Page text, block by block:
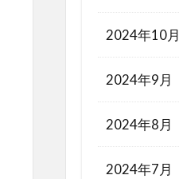
2024年10月
2024年9月
2024年8月
2024年7月